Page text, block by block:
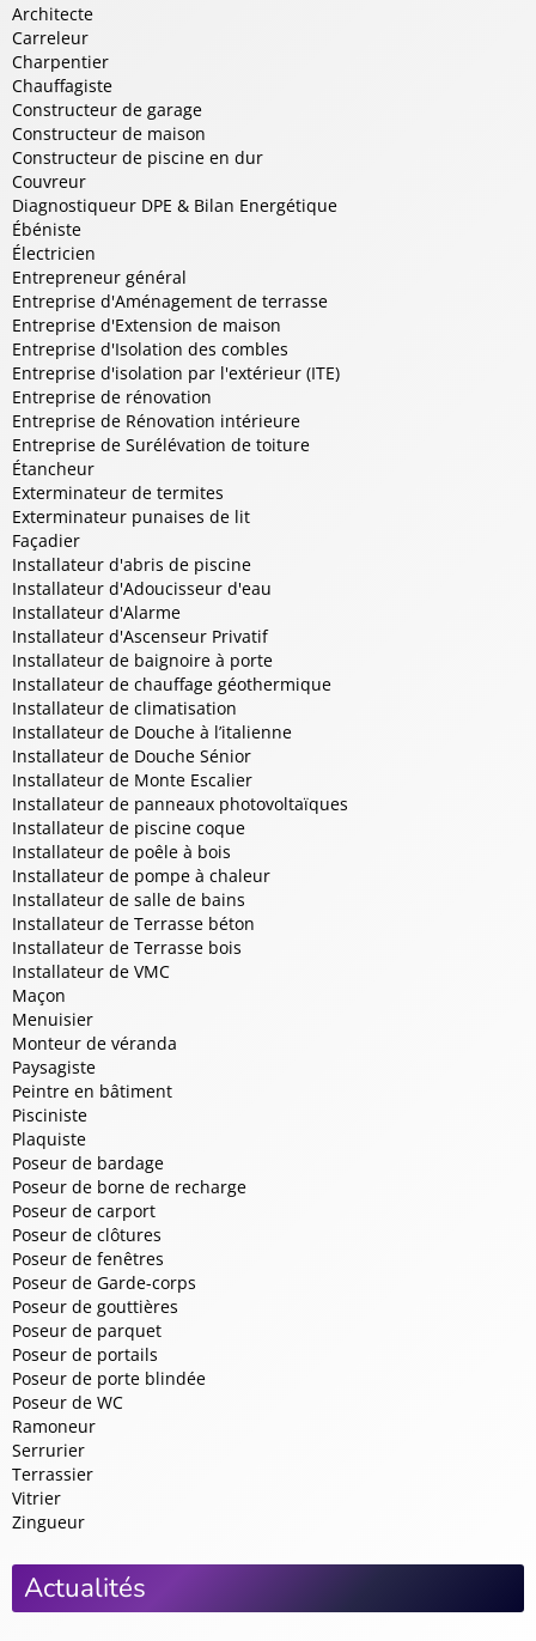
Architecte
Carreleur
Charpentier
Chauffagiste
Constructeur de garage
Constructeur de maison
Constructeur de piscine en dur
Couvreur
Diagnostiqueur DPE & Bilan Energétique
Ébéniste
Électricien
Entrepreneur général
Entreprise d'Aménagement de terrasse
Entreprise d'Extension de maison
Entreprise d'Isolation des combles
Entreprise d'isolation par l'extérieur (ITE)
Entreprise de rénovation
Entreprise de Rénovation intérieure
Entreprise de Surélévation de toiture
Étancheur
Exterminateur de termites
Exterminateur punaises de lit
Façadier
Installateur d'abris de piscine
Installateur d'Adoucisseur d'eau
Installateur d'Alarme
Installateur d'Ascenseur Privatif
Installateur de baignoire à porte
Installateur de chauffage géothermique
Installateur de climatisation
Installateur de Douche à l’italienne
Installateur de Douche Sénior
Installateur de Monte Escalier
Installateur de panneaux photovoltaïques
Installateur de piscine coque
Installateur de poêle à bois
Installateur de pompe à chaleur
Installateur de salle de bains
Installateur de Terrasse béton
Installateur de Terrasse bois
Installateur de VMC
Maçon
Menuisier
Monteur de véranda
Paysagiste
Peintre en bâtiment
Pisciniste
Plaquiste
Poseur de bardage
Poseur de borne de recharge
Poseur de carport
Poseur de clôtures
Poseur de fenêtres
Poseur de Garde-corps
Poseur de gouttières
Poseur de parquet
Poseur de portails
Poseur de porte blindée
Poseur de WC
Ramoneur
Serrurier
Terrassier
Vitrier
Zingueur
Actualités